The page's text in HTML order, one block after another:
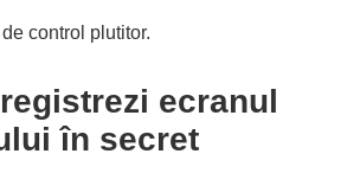
control plutitor.
ecranul
în secret